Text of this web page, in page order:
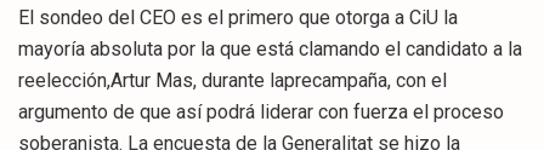
El sondeo del CEO es el primero que otorga a CiU la
mayoría absoluta por la que está clamando el candidato a la
reelección,Artur Mas, durante laprecampaña, con el
argumento de que así podrá liderar con fuerza el proceso
soberanista. La encuesta de la Generalitat se hizo la